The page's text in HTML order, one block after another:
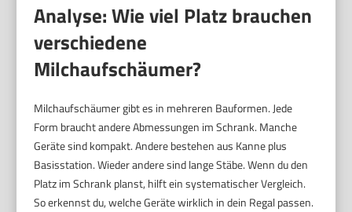
Analyse: Wie viel Platz brauchen
verschiedene
Milchaufschäumer?
Milchaufschäumer gibt es in mehreren Bauformen. Jede
Form braucht andere Abmessungen im Schrank. Manche
Geräte sind kompakt. Andere bestehen aus Kanne plus
Basisstation. Wieder andere sind lange Stäbe. Wenn du den
Platz im Schrank planst, hilft ein systematischer Vergleich.
So erkennst du, welche Geräte wirklich in dein Regal passen.